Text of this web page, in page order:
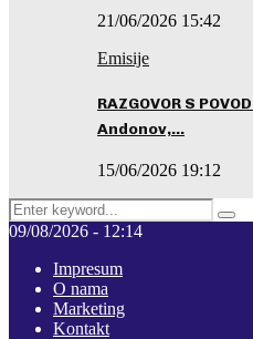
21/06/2026 15:42
Emisije
RAZGOVOR S
Andonov,…
15/06/2026 19:12
Search
for:
09/08/2026 - 12:14
Impresum
O nama
Marketing
Kontakt